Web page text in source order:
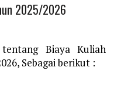
2025/2026
tentang Biaya Kuliah
Sebagai berikut :